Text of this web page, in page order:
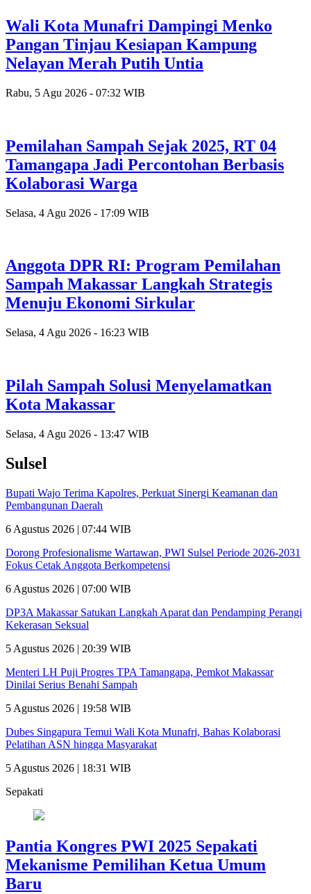
Wali Kota Munafri Dampingi Menko
Pangan Tinjau Kesiapan Kampung
Nelayan Merah Putih Untia
Rabu, 5 Agu 2026 - 07:32 WIB
Pemilahan Sampah Sejak 2025, RT 04
Tamangapa Jadi Percontohan Berbasis
Kolaborasi Warga
Selasa, 4 Agu 2026 - 17:09 WIB
Anggota DPR RI: Program Pemilahan
Sampah Makassar Langkah Strategis
Menuju Ekonomi Sirkular
Selasa, 4 Agu 2026 - 16:23 WIB
Pilah Sampah Solusi Menyelamatkan
Kota Makassar
Selasa, 4 Agu 2026 - 13:47 WIB
Sulsel
Bupati Wajo Terima Kapolres, Perkuat Sinergi Keamanan dan
Pembangunan Daerah
6 Agustus 2026 | 07:44 WIB
Dorong Profesionalisme Wartawan, PWI Sulsel Periode 2026-2031
Fokus Cetak Anggota Berkompetensi
6 Agustus 2026 | 07:00 WIB
DP3A Makassar Satukan Langkah Aparat dan Pendamping Perangi
Kekerasan Seksual
5 Agustus 2026 | 20:39 WIB
Menteri LH Puji Progres TPA Tamangapa, Pemkot Makassar
Dinilai Serius Benahi Sampah
5 Agustus 2026 | 19:58 WIB
Dubes Singapura Temui Wali Kota Munafri, Bahas Kolaborasi
Pelatihan ASN hingga Masyarakat
5 Agustus 2026 | 18:31 WIB
Sepakati
Pantia Kongres PWI 2025 Sepakati
Mekanisme Pemilihan Ketua Umum
Baru